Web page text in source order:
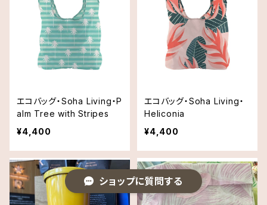
エコバッグ・Soha Living・P
alm Tree with Stripes
¥4,400
エコバッグ・Soha Living・
Heliconia
¥4,400
ショップに質問する